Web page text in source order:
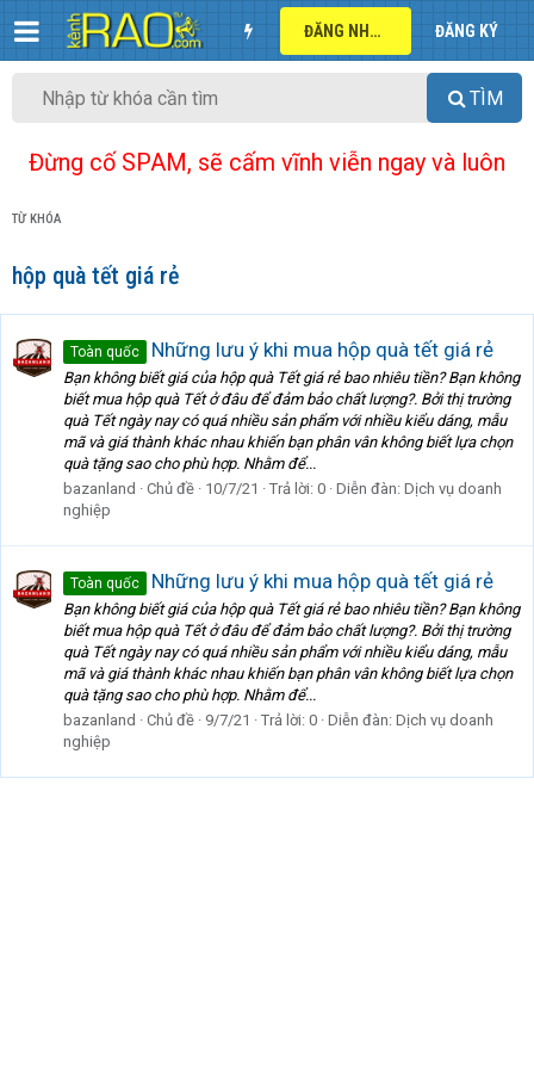
ĐĂNG NHẬP ĐĂNG KÝ
TÌM
Đừng cố SPAM, sẽ cấm vĩnh viễn ngay và luôn
TỪ KHÓA
hộp quà tết giá rẻ
Toàn quốc Những lưu ý khi mua hộp quà tết giá rẻ
Bạn không biết giá của hộp quà Tết giá rẻ bao nhiêu tiền? Bạn không
biết mua hộp quà Tết ở đâu để đảm bảo chất lượng?. Bởi thị trường
quà Tết ngày nay có quá nhiều sản phẩm với nhiều kiểu dáng, mẫu
mã và giá thành khác nhau khiến bạn phân vân không biết lựa chọn
quà tặng sao cho phù hợp. Nhằm để...
bazanland
Chủ đề 10/7/21 Trả lời: 0 Diễn đàn: Dịch vụ doanh
nghiệp
Toàn quốc Những lưu ý khi mua hộp quà tết giá rẻ
Bạn không biết giá của hộp quà Tết giá rẻ bao nhiêu tiền? Bạn không
biết mua hộp quà Tết ở đâu để đảm bảo chất lượng?. Bởi thị trường
quà Tết ngày nay có quá nhiều sản phẩm với nhiều kiểu dáng, mẫu
mã và giá thành khác nhau khiến bạn phân vân không biết lựa chọn
quà tặng sao cho phù hợp. Nhằm để...
bazanland
Chủ đề 9/7/21 Trả lời: 0 Diễn đàn: Dịch vụ doanh
nghiệp